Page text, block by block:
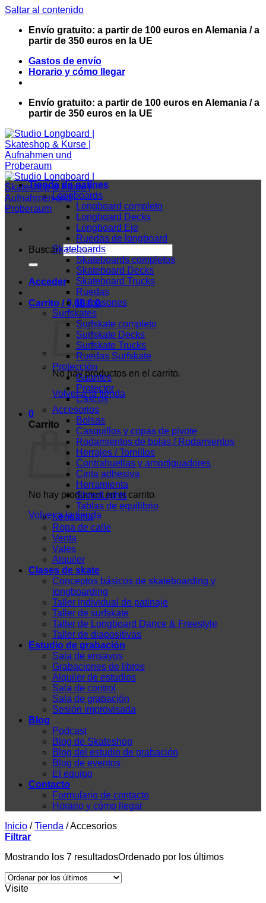
Saltar al contenido
Envío gratuito: a partir de 100 euros en Alemania / a
partir de 350 euros en la UE
Gastos de envío
Horario y cómo llegar
Envío gratuito: a partir de 100 euros en Alemania / a
partir de 350 euros en la UE
Buscar:
Acceder
Carrito /0,00€ 0
No hay productos en el carrito.
Volver a la tienda
0
Carrito
No hay productos en el carrito.
Volver a la tienda
Tienda de patines
Longboards
Longboard completo
Longboard Decks
Longboard Eje
Ruedas de longboard
Skateboards
Skateboards completos
Skateboard Decks
Skateboard Trucks
Ruedas
Diapasones
Surfskates
Surfskate completo
Surfskate Decks
Surfskate Trucks
Ruedas Surfskate
Protección
Guantes
Protector
Cascos
Accesorios
Bolsas
Casquillos y copas de pivote
Rodamientos de bolas / Rodamientos
Herrajes / Tornillos
Contrahuellas y amortiguadores
Cinta adhesiva
Herramienta
ShredLights
Tablas de equilibrio
Kendama
Ropa de calle
Venta
Vales
Alquiler
Clases de skate
Conceptos básicos de skateboarding y
longboarding
Taller individual de patinaje
Taller de surfskate
Taller de Longboard Dance & Freestyle
Taller de diapositivas
Estudio de grabación
Sala de ensayos
Grabaciones de libros
Alquiler de estudios
Sala de control
Sala de grabación
Sesión improvisada
Blog
Podcast
Blog de Skateshop
Blog del estudio de grabación
Blog de eventos
El equipo
Contacto
Formulario de contacto
Horario y cómo llegar
Inicio / Tienda /Accesorios
Filtrar
Mostrando los 7 resultadosOrdenado por los últimos
Visite